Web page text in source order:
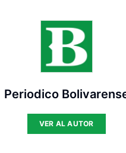
Periodico
VER AL AUTOR